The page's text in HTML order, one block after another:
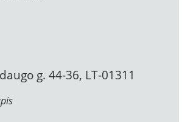
g. 44-36, LT-01311